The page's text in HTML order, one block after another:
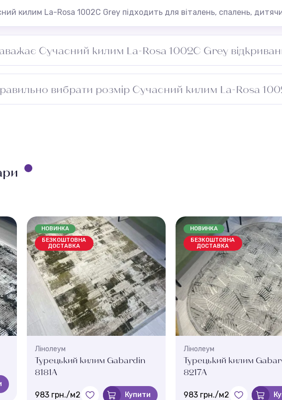
килим La-Rosa 1002C Grey підходить для віталень, спалень,
Сучасний килим La-Rosa 1002C Grey
вибрати розмір Сучасний килим La-Rosa
НОВИНКА
БЕЗКОШТОВНА
ДОСТАВКА
Лінолеум
Турецький килим Gabardin
8181A
983 грн./м2 Купити
НОВИНКА
БЕЗКОШТОВНА
ДОСТАВКА
Лінолеум
Турецький килим
8217A
983 грн./м2